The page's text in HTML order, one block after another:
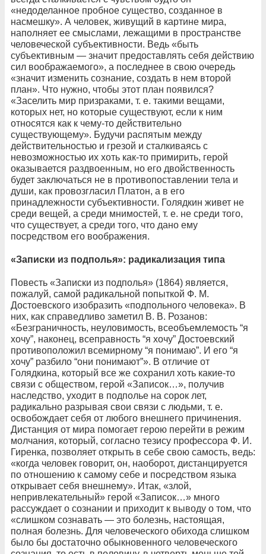
«недоделанное пробное существо, созданное в
насмешку». А человек, живущий в картине мира,
наполняет ее смыслами, лежащими в пространстве
человеческой субъективности. Ведь «быть
субъективным — значит предоставлять себя действию
сил воображаемого», а последнее в свою очередь
«значит изменить сознание, создать в нем второй
план». Что нужно, чтобы этот план появился?
«Заселить мир призраками, т. е. такими вещами,
которых нет, но которые существуют, если к ним
относятся как к чему-то действительно
существующему». Будучи распятым между
действительностью и грезой и сталкиваясь с
невозможностью их хоть как-то примирить, герой
оказывается раздвоенным, но его двойственность
будет заключаться не в противопоставлении тела и
души, как провозгласил Платон, а в его
принадлежности субъективности. Голядкин живет не
среди вещей, а среди мнимостей, т. е. не среди того,
что существует, а среди того, что дано ему
посредством его воображения.
«Записки из подполья»: радикализация типа
Повесть «Записки из подполья» (1864) является,
пожалуй, самой радикальной попыткой Ф. М.
Достоевского изобразить «подпольного человека». В
них, как справедливо заметил В. В. Розанов:
«Безграничность, неуловимость, всеобъемлемость “я
хочу”, наконец, всеправность “я хочу” Достоевский
противоположил всемирному “я понимаю”. И его “я
хочу” разбило “они понимают”». В отличие от
Голядкина, который все же сохранил хоть какие-то
связи с обществом, герой «Записок…», получив
наследство, уходит в подполье на сорок лет,
радикально разрывая свои связи с людьми, т. е.
освобождает себя от любого внешнего причинения.
Дистанция от мира помогает герою перейти в режим
молчания, который, согласно тезису профессора Ф. И.
Гиренка, позволяет открыть в себе свою самость, ведь:
«когда человек говорит, он, наоборот, дистанцируется
по отношению к самому себе и посредством языка
открывает себя внешнему». Итак, «злой,
непривлекательный» герой «Записок…» много
рассуждает о сознании и приходит к выводу о том, что
«слишком сознавать — это болезнь, настоящая,
полная болезнь. Для человеческого обихода слишком
было бы достаточно обыкновенного человеческого